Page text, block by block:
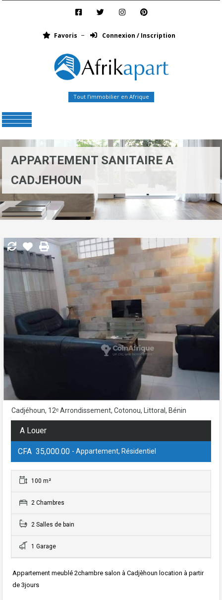
Favoris Connexion / Inscription
Tout l’immobilier en Afrique
APPARTEMENT SANITAIRE A
CADJEHOUN
Cadjéhoun, 12ᵉ Arrondissement, Cotonou, Littoral, Bénin
A Louer
CFA 35,000.00 - Appartement, Résidentiel
100 m²
2 Chambres
2 Salles de bain
1 Garage
Appartement meublé 2chambre salon à Cadjèhoun location à partir
de 3jours